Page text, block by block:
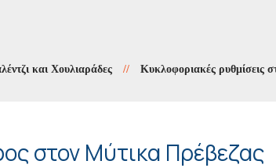
Χουλιαράδες // Κυκλοφοριακές ρυθμίσεις στους
στον Μύτικα Πρέβεζας